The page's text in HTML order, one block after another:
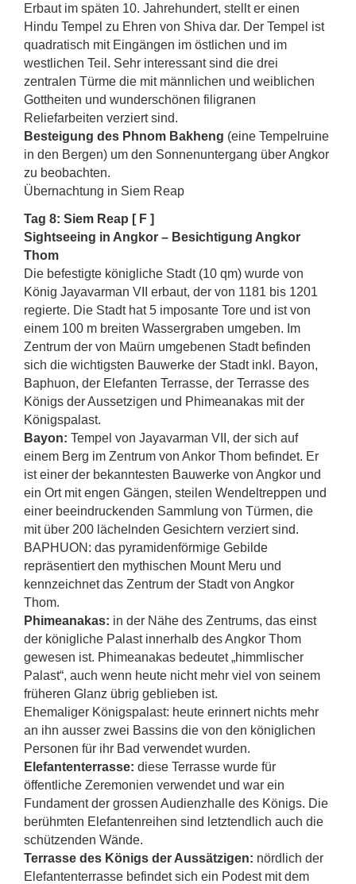
Erbaut im späten 10. Jahrehundert, stellt er einen
Hindu Tempel zu Ehren von Shiva dar. Der Tempel ist
quadratisch mit Eingängen im östlichen und im
westlichen Teil. Sehr interessant sind die drei
zentralen Türme die mit männlichen und weiblichen
Gottheiten und wunderschönen filigranen
Reliefarbeiten verziert sind.
Besteigung des Phnom Bakheng (eine Tempelruine
in den Bergen) um den Sonnenuntergang über Angkor
zu beobachten.
Übernachtung in Siem Reap
Tag 8: Siem Reap [ F ]
Sightseeing in Angkor – Besichtigung Angkor
Thom
Die befestigte königliche Stadt (10 qm) wurde von
König Jayavarman VII erbaut, der von 1181 bis 1201
regierte. Die Stadt hat 5 imposante Tore und ist von
einem 100 m breiten Wassergraben umgeben. Im
Zentrum der von Maürn umgebenen Stadt befinden
sich die wichtigsten Bauwerke der Stadt inkl. Bayon,
Baphuon, der Elefanten Terrasse, der Terrasse des
Königs der Aussetzigen und Phimeanakas mit der
Königspalast.
Bayon: Tempel von Jayavarman VII, der sich auf
einem Berg im Zentrum von Ankor Thom befindet. Er
ist einer der bekanntesten Bauwerke von Angkor und
ein Ort mit engen Gängen, steilen Wendeltreppen und
einer beeindruckenden Sammlung von Türmen, die
mit über 200 lächelnden Gesichtern verziert sind.
BAPHUON: das pyramidenförmige Gebilde
repräsentiert den mythischen Mount Meru und
kennzeichnet das Zentrum der Stadt von Angkor
Thom.
Phimeanakas: in der Nähe des Zentrums, das einst
der königliche Palast innerhalb des Angkor Thom
gewesen ist. Phimeanakas bedeutet „himmlischer
Palast“, auch wenn heute nicht mehr viel von seinem
früheren Glanz übrig geblieben ist.
Ehemaliger Königspalast: heute erinnert nichts mehr
an ihn ausser zwei Bassins die von den königlichen
Personen für ihr Bad verwendet wurden.
Elefantenterrasse: diese Terrasse wurde für
öffentliche Zeremonien verwendet und war ein
Fundament der grossen Audienzhalle des Königs. Die
berühmten Elefantenreihen sind letztendlich auch die
schützenden Wände.
Terrasse des Königs der Aussätzigen: nördlich der
Elefantenterrasse befindet sich ein Podest mit dem